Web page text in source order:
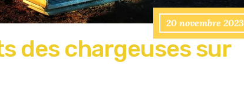
20 novembre 2023
des chargeuses sur